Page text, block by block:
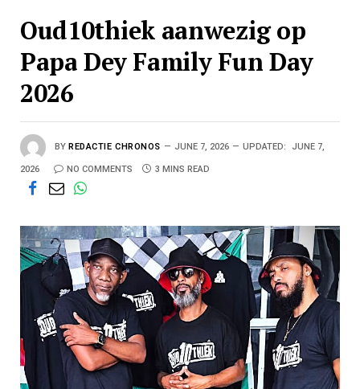
Oud10thiek aanwezig op
Papa Dey Family Fun Day
2026
BY REDACTIE CHRONOS JUNE 7, 2026 UPDATED: JUNE 7,
2026 NO COMMENTS 3 MINS READ